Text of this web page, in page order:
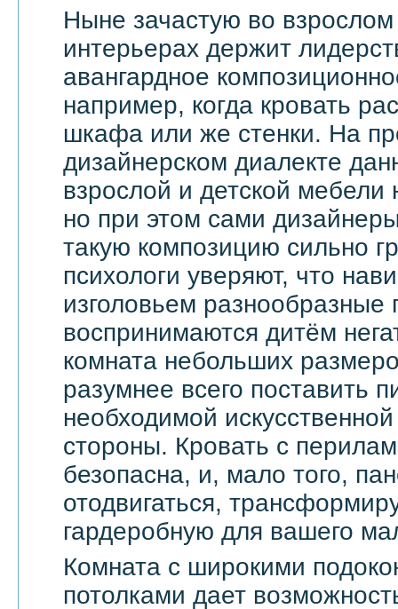
Ныне зачастую во
интерьерах держит
авангардное
например, когда кровать
шкафа или же стенки. На
дизайнерском диалекте
взрослой и детской
но при этом сами
такую композицию сильно
психологи уверяют, что
изголовьем разнообразные
воспринимаются дитём
комната небольших
разумнее всего поставить
необходимой
стороны. Кровать с
безопасна, и, мало того,
отодвигаться,
гардеробную для вашего
Комната с широкими
потолками дает